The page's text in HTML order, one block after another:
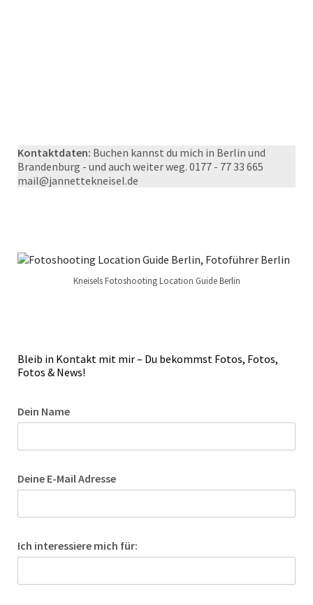
Kontaktdaten: Buchen kannst du mich in Berlin und
Brandenburg - und auch weiter weg. 0177 - 77 33 665
mail@jannettekneisel.de
Kneisels Fotoshooting Location Guide Berlin
Bleib in Kontakt mit mir – Du bekommst Fotos, Fotos,
Fotos & News!
Dein Name
Deine E-Mail Adresse
Ich interessiere mich für: